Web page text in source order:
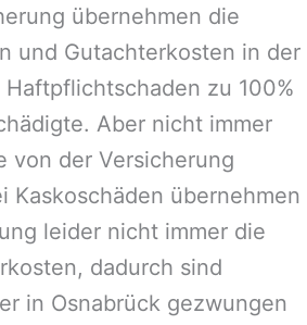
übernehmen die
und Gutachterkosten in der
zu 100%
Aber nicht immer
von der Versicherung
Kaskoschäden übernehmen
leider nicht immer die
dadurch sind
in Osnabrück gezwungen